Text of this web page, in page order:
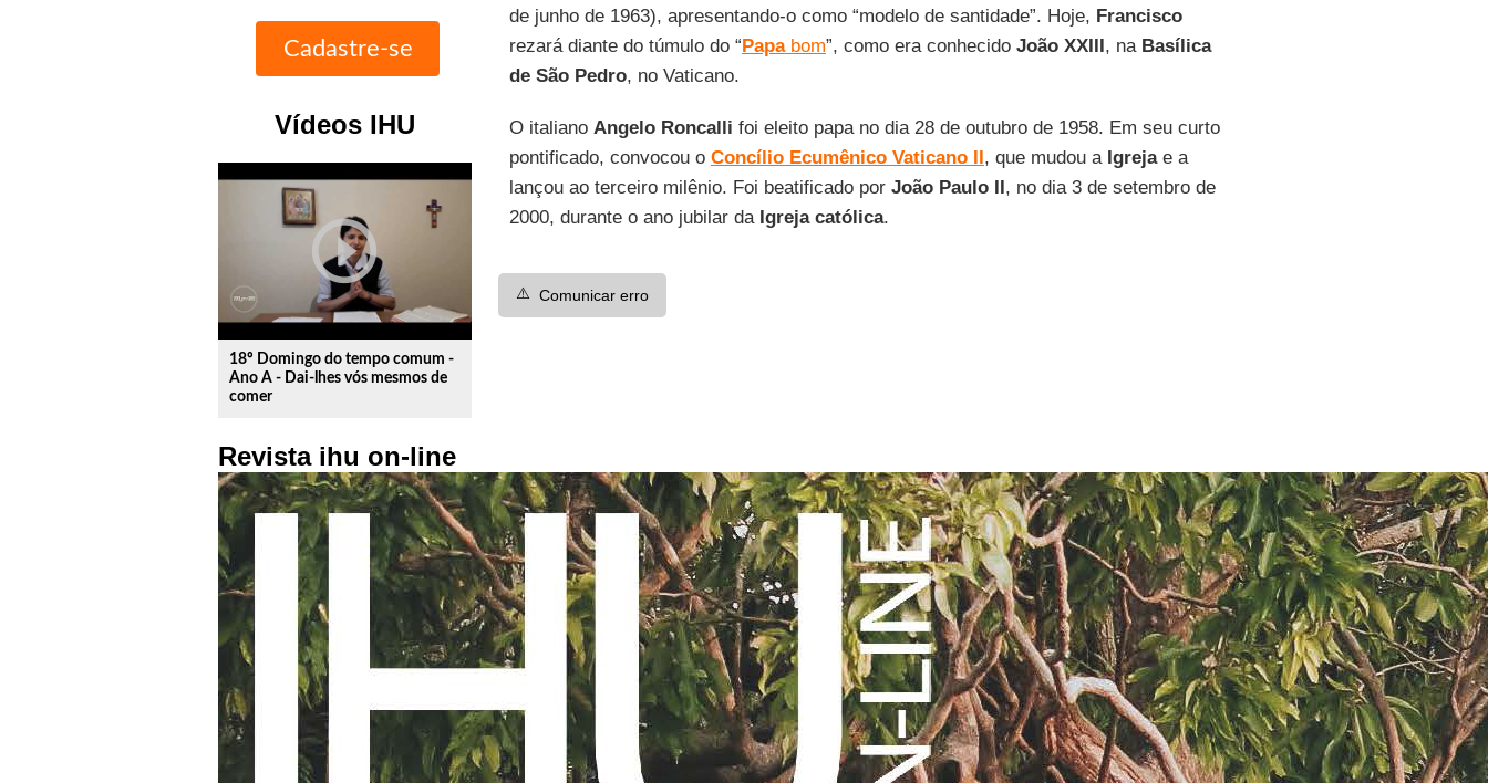
Vídeos IHU
play_circle_outline
18º Domingo do tempo comum -
Ano A - Dai-lhes vós mesmos de
comer
Revista ihu on-line
de junho de 1963), apresentando-o como “modelo de santidade”. Hoje, Francisco
rezará diante do túmulo do “Papabom”, como era conhecido João XXIII, na Basílica
de São Pedro, no Vaticano.
O italiano Angelo Roncalli foi eleito papa no dia 28 de outubro de 1958. Em seu curto
pontificado, convocou o Concílio Ecumênico Vaticano II, que mudou a Igrejae a
lançou ao terceiro milênio. Foi beatificado por João Paulo II, no dia 3 de setembro de
2000, durante o ano jubilar da Igreja católica.
⚠️ Comunicar erro